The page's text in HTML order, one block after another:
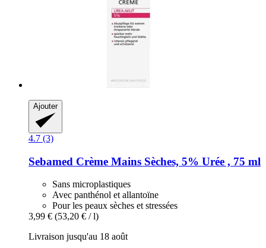
Ajouter
4.7 (3)
Sebamed Crème Mains Sèches, 5% Urée , 75 ml
Sans microplastiques
Avec panthénol et allantoïne
Pour les peaux sèches et stressées
3,99 € (53,20 € / l)
Livraison jusqu'au 18 août